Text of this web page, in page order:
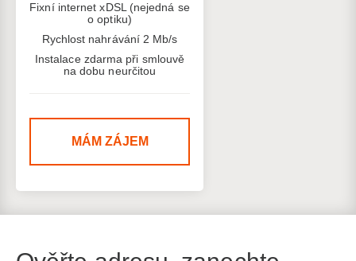
Fixní internet xDSL (nejedná se
o optiku)
Rychlost nahrávání 2 Mb/s
Instalace zdarma při smlouvě
na dobu neurčitou
MÁM ZÁJEM